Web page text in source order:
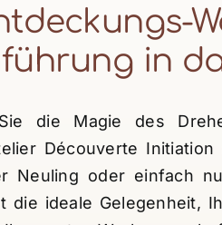
in
die Magie des
Découverte
Neuling oder einfach
die ideale Gelegenheit,